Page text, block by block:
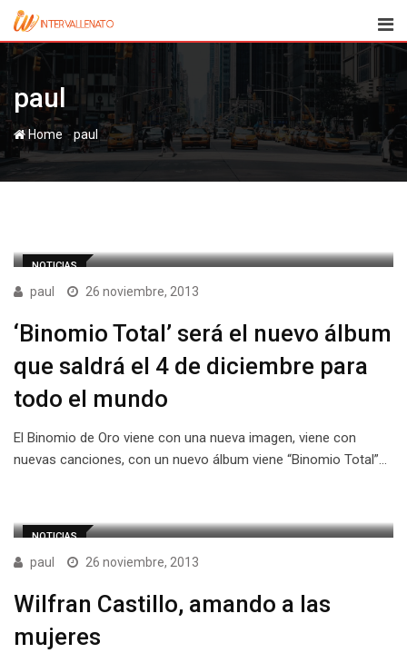
Skip
content
paul
Home-paul
NOTICIAS
paul 26 noviembre, 2013
‘Binomio Total’ será el nuevo álbum
que saldrá el 4 de diciembre para
todo el mundo
El Binomio de Oro viene con una nueva imagen, viene con
nuevas canciones, con un nuevo álbum viene “Binomio Total”…
NOTICIAS
paul 26 noviembre, 2013
Wilfran Castillo, amando a las
mujeres